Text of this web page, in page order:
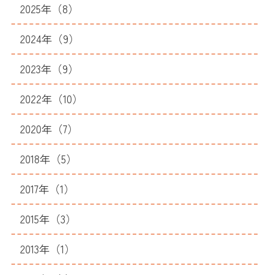
2025年（8）
2024年（9）
2023年（9）
2022年（10）
2020年（7）
2018年（5）
2017年（1）
2015年（3）
2013年（1）